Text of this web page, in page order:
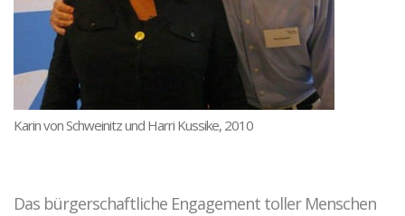
Aufbaukurs Mediation
Feedback
Kursarchiv mit Fotos
Mediationsstelle für alle
Was ist Mediation?
Karin von Schweinitz und Harri Kussike, 2010
Das bürgerschaftliche Engagement toller Menschen